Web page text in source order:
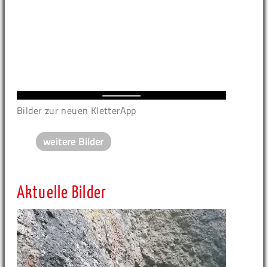
Bilder zur neuen KletterApp
weitere Bilder
Aktuelle Bilder